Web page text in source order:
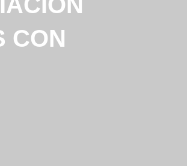
CON